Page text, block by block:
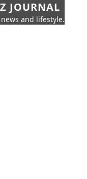
JOURNAL
and lifestyle.